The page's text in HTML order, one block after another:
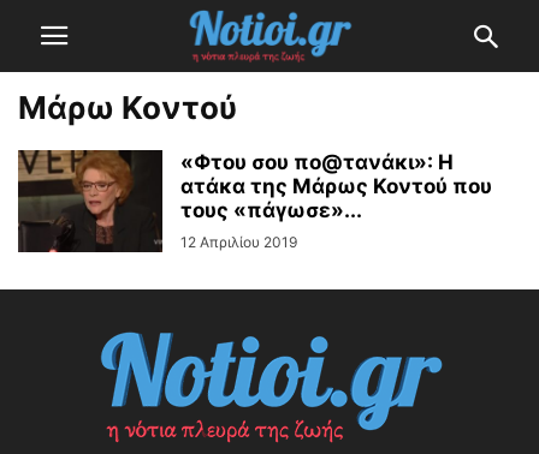
Μάρω Κοντού
«Φτου σου πο@τανάκι»: Η
ατάκα της Μάρως Κοντού που
τους «πάγωσε»...
12 Απριλίου 2019